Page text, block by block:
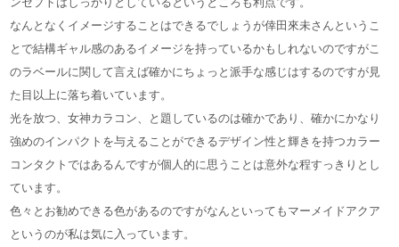
なんとなくイメージすることはできるでしょうが倖田來未さんというこ
とで結構ギャル感のあるイメージを持っているかもしれないのですがこ
のラベールに関して言えば確かにちょっと派手な感じはするのですが見
た目以上に落ち着いています。
光を放つ、女神カラコン、と題しているのは確かであり、確かにかなり
強めのインパクトを与えることができるデザイン性と輝きを持つカラー
コンタクトではあるんですが個人的に思うことは意外な程すっきりとし
ています。
色々とお勧めできる色があるのですがなんといってもマーメイドアクア
というのが私は気に入っています。